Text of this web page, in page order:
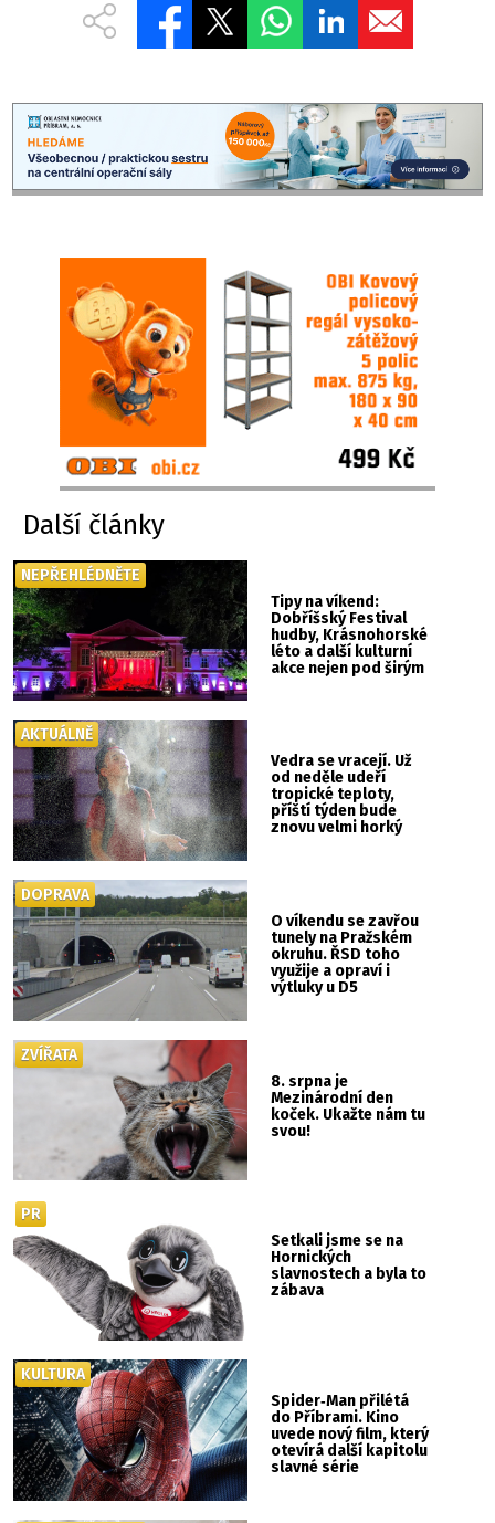
Další články
Tipy na víkend:
Dobříšský Festival
hudby, Krásnohorské
léto a další kulturní
akce nejen pod širým
NEPŘEHLÉDNĚTE
Vedra se vracejí. Už
od neděle udeří
tropické teploty,
příští týden bude
znovu velmi horký
AKTUÁLNĚ
O víkendu se zavřou
tunely na Pražském
okruhu. ŘSD toho
využije a opraví i
výtluky u D5
DOPRAVA
8. srpna je
Mezinárodní den
koček. Ukažte nám tu
svou!
ZVÍŘATA
Setkali jsme se na
Hornických
slavnostech a byla to
zábava
PR
Spider‑Man přilétá
do Příbrami. Kino
uvede nový film, který
otevírá další kapitolu
slavné série
KULTURA